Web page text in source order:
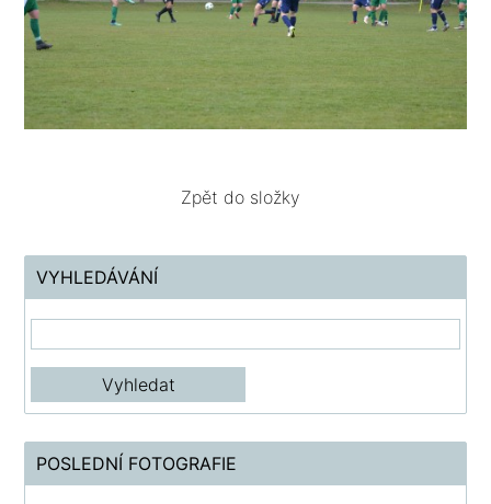
Zpět do složky
VYHLEDÁVÁNÍ
POSLEDNÍ FOTOGRAFIE